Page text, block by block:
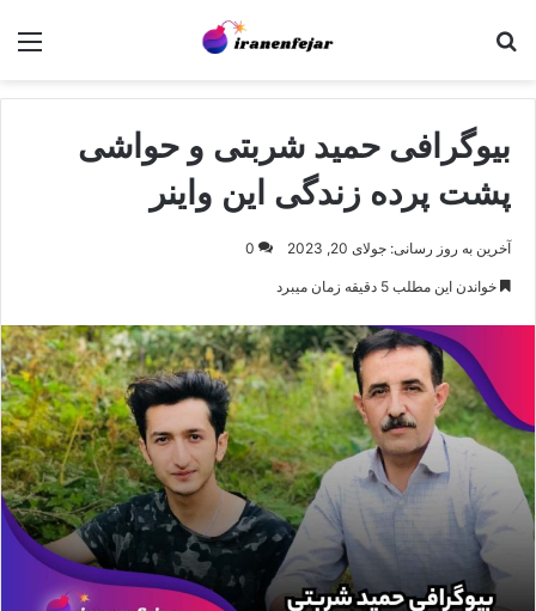
بیوگرافی حمید شربتی و حواشی
پشت پرده زندگی این واینر
آخرین به روز رسانی: جولای 20, 2023 0
خواندن این مطلب 5 دقیقه زمان میبرد